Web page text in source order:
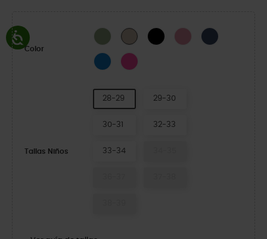
Color
Moss Mushroom/Bone
Black/BlackHyper PinkNavy/Charcoal
Blue Bolt/MultiPink Crush/Multi
Tallas Niños
28-29 29-30
30-31 32-33
33-34